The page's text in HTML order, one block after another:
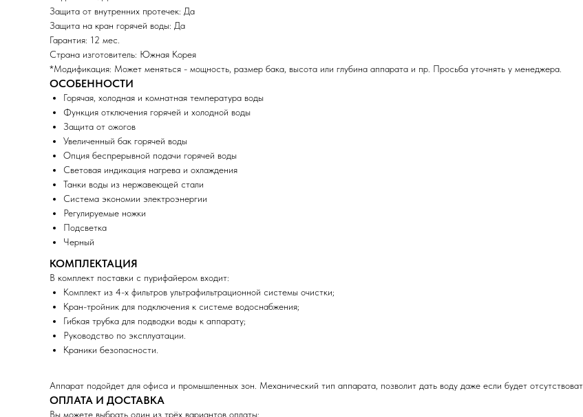
Защита от внутренних протечек: Да
Защита на кран горячей воды: Да
Гарантия: 12 мес.
Страна изготовитель: Южная Корея
*Модификация: Может меняться - мощность, размер бака, высота или глубина аппарата и пр. Просьба уточнять у менеджера.
ОСОБЕННОСТИ
Горячая, холодная и комнатная температура воды
Функция отключения горячей и холодной воды
Защита от ожогов
Увеличенный бак горячей воды
Опция беспрерывной подачи горячей воды
Световая индикация нагрева и охлаждения
Танки воды из нержавеющей стали
Система экономии электроэнергии
Регулируемые ножки
Подсветка
Черный
КОМПЛЕКТАЦИЯ
В комплект поставки с пурифайером входит:
Комплект из 4-х фильтров ультрафильтрационной системы очистки;
Кран-тройник для подключения к системе водоснабжения;
Гибкая трубка для подводки воды к аппарату;
Руководство по эксплуатации.
Краники безопасности.
Аппарат подойдет для офиса и промышленных зон. Механический тип аппарата, позволит дать воду даже если будет
ОПЛАТА И ДОСТАВКА
Вы можете выбрать один из трёх вариантов оплаты: